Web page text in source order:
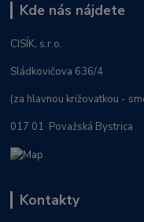
Kde nás nájdete
CISÍK, s.r.o.
Sládkovičova 636/4
(za hlavnou križovatkou -
017 01 Považská Bystrica
Kontakty